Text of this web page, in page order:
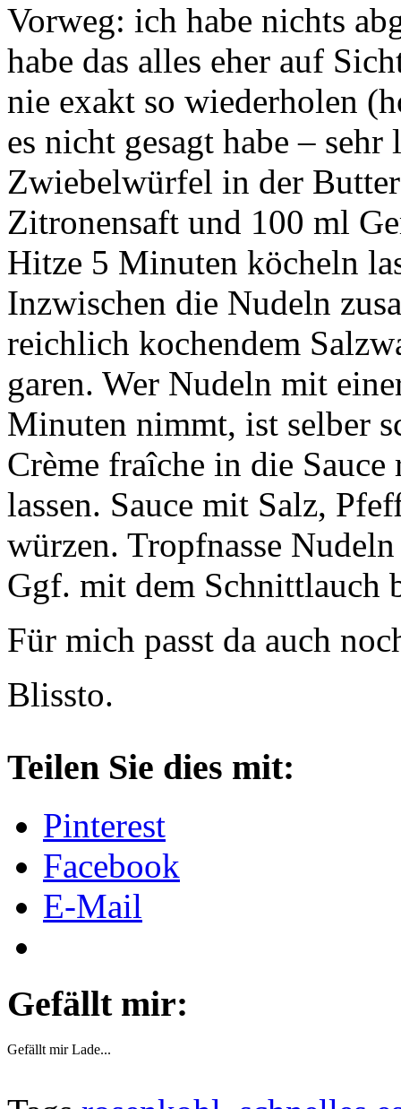
Vorweg: ich habe nichts
habe das alles eher auf
nie exakt so wiederholen
es nicht gesagt habe – sehr
Zwiebelwürfel in der
Zitronensaft und 100 ml
Hitze 5 Minuten köcheln
Inzwischen die Nudeln
reichlich kochendem
garen. Wer Nudeln mit
Minuten nimmt, ist selber
Crème fraîche in die
lassen. Sauce mit Salz,
würzen. Tropfnasse
Ggf. mit dem Schnittlauch
Für mich passt da auch
Blissto.
Teilen Sie dies mit:
Pinterest
Facebook
E-Mail
Gefällt mir:
Gefällt mir Lade...